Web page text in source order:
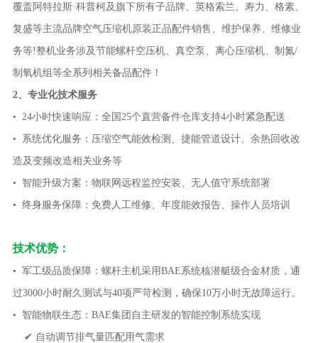
覆盖阿特拉斯·科普柯及旗下所有子品牌、英格索兰、寿力、格素、
复盛等主流品牌空气压缩机原装正品配件销售、维护保养、维修业
务等!整机业务涉及节能螺杆空压机、真空泵、离心压缩机、制氮/
制氧机组等全系列相关备品配件！
2、专业化技术服务
• 24小时快速响应：全国25个直营备件仓库支持4小时紧急配送
• 系统优化服务：压缩空气能效检测、捷能管道设计、余热回收改
造及变频改造相关业务等
• 智能升级方案：物联网远程监控安装、无人值守系统部署
• 终身服务保障：免费人工维修、年度能效报告、操作人员培训
技术优势：
• 军工级品质保障：螺杆主机采用BAE系统核潜艇级合金材质，通
过3000小时耐久测试与40项严苛检测，确保10万小时无故障运行。
• 智能物联生态：BAE集团自主研发的智能控制系统实现
✔ 自动调节排气量匹配用气需求